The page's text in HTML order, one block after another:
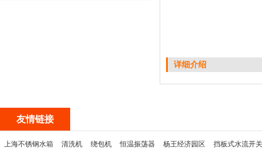
详细介绍
友情链接
上海不锈钢水箱 清洗机 绕包机 恒温振荡器 杨王经济园区
挡板式水流开关